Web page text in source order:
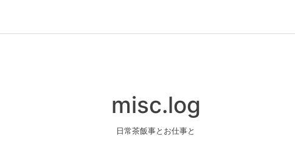
misc.log
日常茶飯事とお仕事と